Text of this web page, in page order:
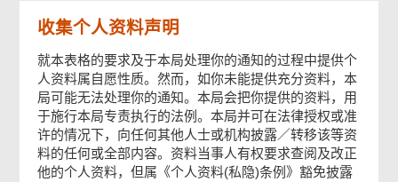
第 2 部
第 3 部
签署
收集个人资料声明
就本表格的要求及于本局处理你的通知的过程中提供个
人资料属自愿性质。然而，如你未能提供充分资料，本
局可能无法处理你的通知。本局会把你提供的资料，用
于施行本局专责执行的法例。本局并可在法律授权或准
许的情况下，向任何其他人士或机构披露／转移该等资
料的任何或全部内容。资料当事人有权要求查阅及改正
他的个人资料，但属《个人资料(私隐)条例》豁免披露